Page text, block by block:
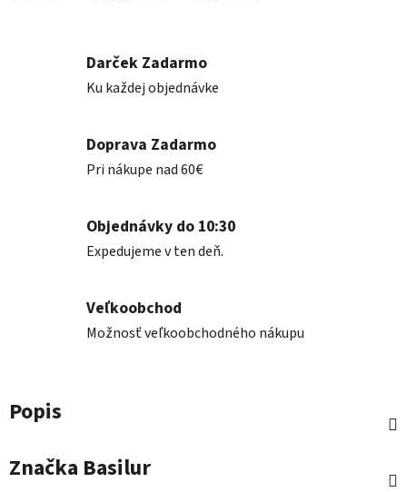
Darček Zadarmo
Ku každej objednávke
Doprava Zadarmo
Pri nákupe nad 60€
Objednávky do 10:30
Expedujeme v ten deň.
Veľkoobchod
Možnosť veľkoobchodného nákupu
Popis
Značka Basilur